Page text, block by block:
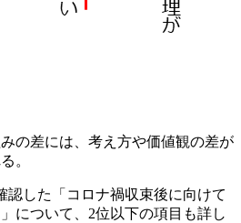
の差には、考え方や価値観の差が
。
認した「コロナ禍収束後に向けて
について、2位以下の項目も詳し